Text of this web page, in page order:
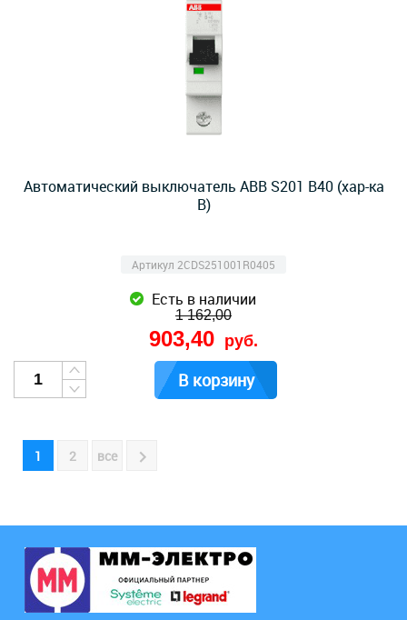
Автоматический выключатель ABB S201 B40 (хар-ка
B)
Артикул 2CDS251001R0405
Есть в наличии
1 162,00
903,40 руб.
В корзину
1 2 все